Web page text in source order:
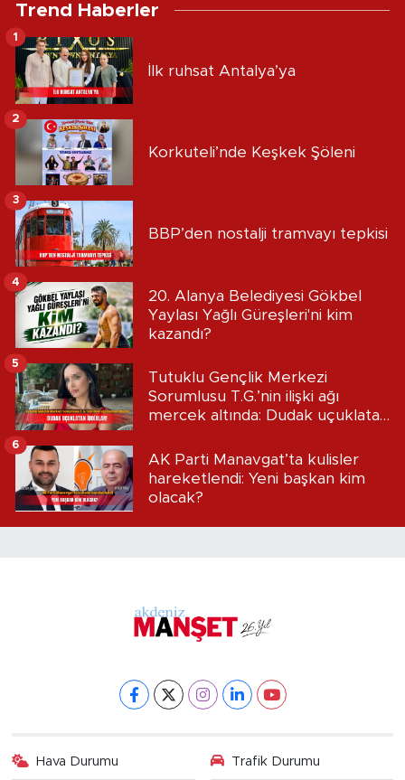
Trend Haberler
İlk ruhsat Antalya’ya
1
Korkuteli’nde Keşkek Şöleni
2
BBP’den nostalji tramvayı tepkisi
3
20. Alanya Belediyesi Gökbel
Yaylası Yağlı Güreşleri'ni kim
kazandı?
4
Tutuklu Gençlik Merkezi
Sorumlusu T.G.’nin ilişki ağı
mercek altında: Dudak uçuklatan
5
AK Parti Manavgat’ta kulisler
hareketlendi: Yeni başkan kim
olacak?
6
Hava Durumu Trafik Durumu